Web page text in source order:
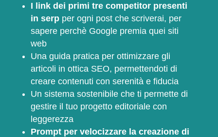
I link dei primi tre competitor presenti
in serpper ogni post che scriverai, per
sapere perchè Google premia quei siti
web
Una guida pratica per ottimizzare gli
articoli in ottica SEO, permettendoti di
creare contenuti con serenità e fiducia
Un sistema sostenibile che ti permette di
gestire il tuo progetto editoriale con
leggerezza
Prompt per velocizzare la creazione di